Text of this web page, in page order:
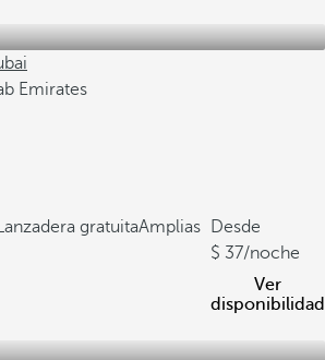
Emirates
gratuitaAmplias
Desde
37/noche
Ver
disponibilidad